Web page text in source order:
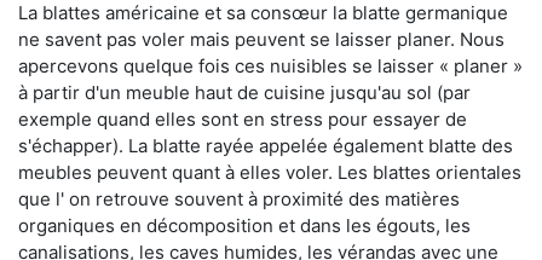
La blattes américaine et sa consœur la blatte germanique
ne savent pas voler mais peuvent se laisser planer. Nous
apercevons quelque fois ces nuisibles se laisser « planer »
à partir d'un meuble haut de cuisine jusqu'au sol (par
exemple quand elles sont en stress pour essayer de
s'échapper). La blatte rayée appelée également blatte des
meubles peuvent quant à elles voler. Les blattes orientales
que l' on retrouve souvent à proximité des matières
organiques en décomposition et dans les égouts, les
canalisations, les caves humides, les vérandas avec une